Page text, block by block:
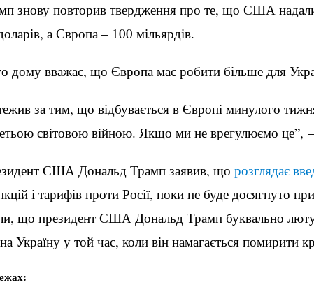
знову повторив твердження про те, що США
а Європа – 100 мільярдів.
дому вважає, що Європа має робити більше для
за тим, що відбувається в Європі минулого
світовою війною. Якщо ми не врегулюємо це”,
США Дональд Трамп заявив, що розглядає
і тарифів проти Росії, поки не буде досягнуто
що президент США Дональд Трамп буквально
Україну у той час, коли він намагається помирити